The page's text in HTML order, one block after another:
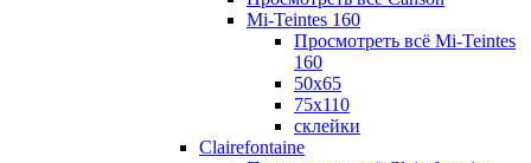
Mi-Teintes 160
Просмотреть всё Mi-Teintes
160
50х65
75х110
склейки
Clairefontaine